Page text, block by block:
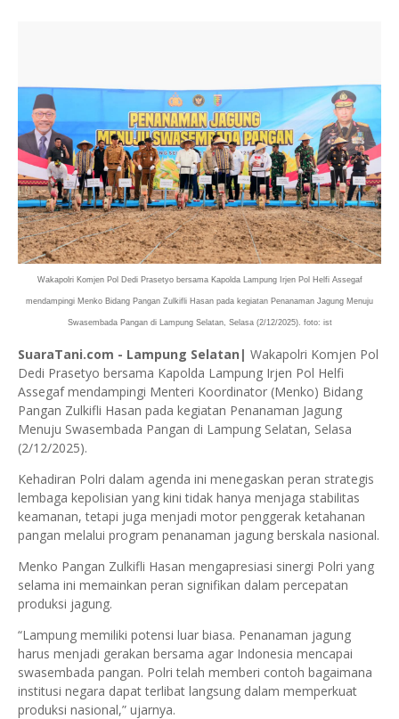
Wakapolri Komjen Pol Dedi Prasetyo bersama Kapolda Lampung Irjen Pol Helfi Assegaf
mendampingi Menko Bidang Pangan Zulkifli Hasan pada kegiatan Penanaman Jagung Menuju
Swasembada Pangan di Lampung Selatan, Selasa (2/12/2025). foto: ist
SuaraTani.com - Lampung Selatan| Wakapolri Komjen Pol
Dedi Prasetyo bersama Kapolda Lampung Irjen Pol Helfi
Assegaf mendampingi Menteri Koordinator (Menko) Bidang
Pangan Zulkifli Hasan pada kegiatan Penanaman Jagung
Menuju Swasembada Pangan di Lampung Selatan, Selasa
(2/12/2025).
Kehadiran Polri dalam agenda ini menegaskan peran strategis
lembaga kepolisian yang kini tidak hanya menjaga stabilitas
keamanan, tetapi juga menjadi motor penggerak ketahanan
pangan melalui program penanaman jagung berskala nasional.
Menko Pangan Zulkifli Hasan mengapresiasi sinergi Polri yang
selama ini memainkan peran signifikan dalam percepatan
produksi jagung.
“Lampung memiliki potensi luar biasa. Penanaman jagung
harus menjadi gerakan bersama agar Indonesia mencapai
swasembada pangan. Polri telah memberi contoh bagaimana
institusi negara dapat terlibat langsung dalam memperkuat
produksi nasional,” ujarnya.